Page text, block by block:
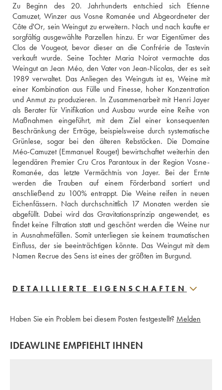
Zu Beginn des 20. Jahrhunderts entschied sich Etienne
Camuzet, Winzer aus Vosne Romanée und Abgeordneter der
Côte d'Or, sein Weingut zu erweitern. Nach und nach kaufte er
sorgfältig ausgewählte Parzellen hinzu. Er war Eigentümer des
Clos de Vougeot, bevor dieser an die Confrérie de Tastevin
verkauft wurde. Seine Tochter Maria Noirot vermachte das
Weingut an Jean Méo, den Vater von Jean-Nicolas, der es seit
1989 verwaltet. Das Anliegen des Weinguts ist es, Weine mit
einer Kombination aus Fülle und Finesse, hoher Konzentration
und Anmut zu produzieren. In Zusammenarbeit mit Henri Jayer
als Berater für Vinifikation und Ausbau wurde eine Reihe von
Maßnahmen eingeführt, mit dem Ziel einer konsequenten
Beschränkung der Erträge, beispielsweise durch systematische
Grünlese, sogar bei den älteren Rebstöcken. Die Domaine
Méo-Camuzet (Emmanuel Rouget) bewirtschaftet weiterhin den
legendären Premier Cru Cros Parantoux in der Region Vosne-
Romanée, das letzte Vermächtnis von Jayer. Bei der Ernte
werden die Trauben auf einem Förderband sortiert und
anschließend zu 100% entrappt. Die Weine reifen in neuen
Eichenfässern. Nach durchschnittlich 17 Monaten werden sie
abgefüllt. Dabei wird das Gravitationsprinzip angewendet, es
findet keine Filtration statt und geschönt werden die Weine nur
in Ausnahmefällen. Somit unterliegen sie keinem traumatischen
Einfluss, der sie beeinträchtigen könnte. Das Weingut mit dem
Namen Recrue des Sens ist eines der größten im Burgund.
DETAILLIERTE EIGENSCHAFTEN
Haben Sie ein Problem bei diesem Posten festgestellt? Melden
IDEAWLINE EMPFIEHLT IHNEN